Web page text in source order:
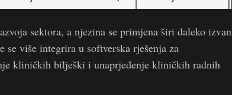
sektora, a njezina se primjena širi daleko izvan
više integrira u softverska rješenja za
kliničkih bilješki i unaprjeđenje kliničkih radnih